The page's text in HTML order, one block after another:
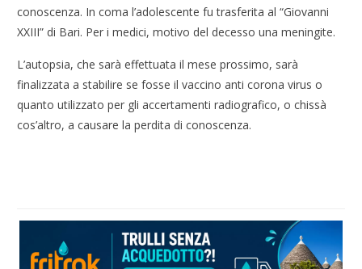
conoscenza. In coma l’adolescente fu trasferita al “Giovanni
XXIII” di Bari. Per i medici, motivo del decesso una meningite.
L’autopsia, che sarà effettuata il mese prossimo, sarà
finalizzata a stabilire se fosse il vaccino anti corona virus o
quanto utilizzato per gli accertamenti radiografico, o chissà
cos’altro, a causare la perdita di conoscenza.